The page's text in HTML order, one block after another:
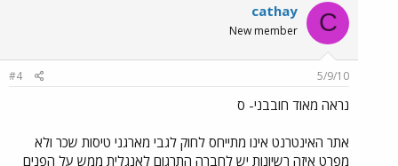
C
cathay
New member
5/9/10
#4
נראה מאוד חובבני- ס
אתר האינטרנט אינו מתייחס לחוק לגבי מארגני טיסות שכר ולא
מפרט איזה רשיונות יש לחברה התרגום לאנגלית ממש על הפנים